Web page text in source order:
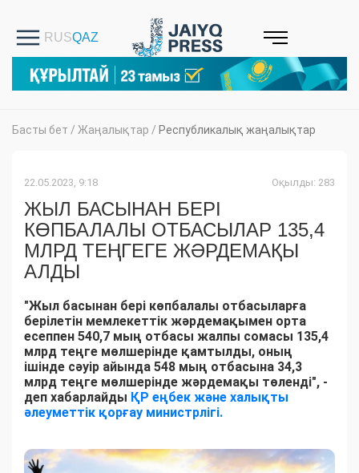
Басты бет / Жаңалықтар / Республикалық жаңалықтар
22.05.2023, 9:18 Оқылды: 283
ЖЫЛ БАСЫНАН БЕРІ
КӨПБАЛАЛЫ ОТБАСЫЛАР 135,4
МЛРД ТЕҢГЕГЕ ЖӘРДЕМАҚЫ
АЛДЫ
"Жыл басынан бері көпбалалы отбасыларға
берілетін мемлекеттік жәрдемақымен орта
есеппен 540,7 мың отбасы жалпы сомасы 135,4
млрд теңге мөлшерінде қамтылды, оның
ішінде сәуір айында 548 мың отбасына 34,3
млрд теңге мөлшерінде жәрдемақы төленді", -
деп хабарлайды ҚР еңбек және халықты
әлеуметтік қорғау министрлігі.